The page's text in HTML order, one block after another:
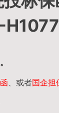
H1077
。
、或者国企担